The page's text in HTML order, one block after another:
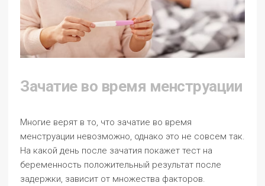
Зачатие во время менструации
Многие верят в то, что зачатие во время
менструации невозможно, однако это не совсем так.
На какой день после зачатия покажет тест на
беременность положительный результат после
задержки, зависит от множества факторов.